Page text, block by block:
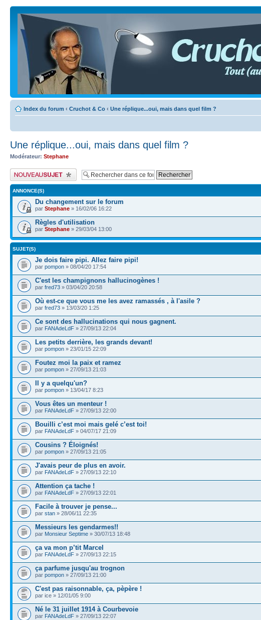
Index du forum ‹ Cruchot & Co ‹ Une réplique...oui, mais dans quel film ?
Une réplique...oui, mais dans quel film ?
Modérateur: Stephane
Publier un nouveau sujet
ANNONCE(S)
Du changement sur le forum
par Stephane » 16/02/06 16:22
Règles d'utilisation
par Stephane » 29/03/04 13:00
SUJET(S)
Je dois faire pipi. Allez faire pipi!
par pompon » 08/04/20 17:54
C'est les champignons hallucinogènes !
par fred73 » 03/04/20 20:58
Où est-ce que vous me les avez ramassés , à l'asile ?
par fred73 » 13/03/20 1:25
Ce sont des hallucinations qui nous gagnent.
par FANAdeLdF » 27/09/13 22:04
Les petits derrière, les grands devant!
par pompon » 23/01/15 22:09
Foutez moi la paix et ramez
par pompon » 27/09/13 21:03
Il y a quelqu'un?
par pompon » 13/04/17 8:23
Vous êtes un menteur !
par FANAdeLdF » 27/09/13 22:00
Bouilli c’est moi mais gelé c’est toi!
par FANAdeLdF » 04/07/17 21:09
Cousins ? Éloignés!
par pompon » 27/09/13 21:05
J'avais peur de plus en avoir.
par FANAdeLdF » 27/09/13 22:10
Attention ça tache !
par FANAdeLdF » 27/09/13 22:01
Facile à trouver je pense...
par stan » 28/06/11 22:35
Messieurs les gendarmes!!
par Monsieur Septime » 30/07/13 18:48
ça va mon p’tit Marcel
par FANAdeLdF » 27/09/13 22:15
ça parfume jusqu'au trognon
par pompon » 27/09/13 21:00
C'est pas raisonnable, ça, pèpère !
par ice » 12/01/05 9:00
Né le 31 juillet 1914 à Courbevoie
par FANAdeLdF » 27/09/13 22:07